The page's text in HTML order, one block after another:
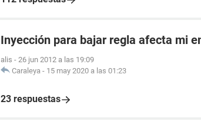
Inyección para bajar regla afecta mi
alis - 26 jun 2012 a las 19:09
Caraleya - 15 may 2020 a las 01:23
23 respuestas